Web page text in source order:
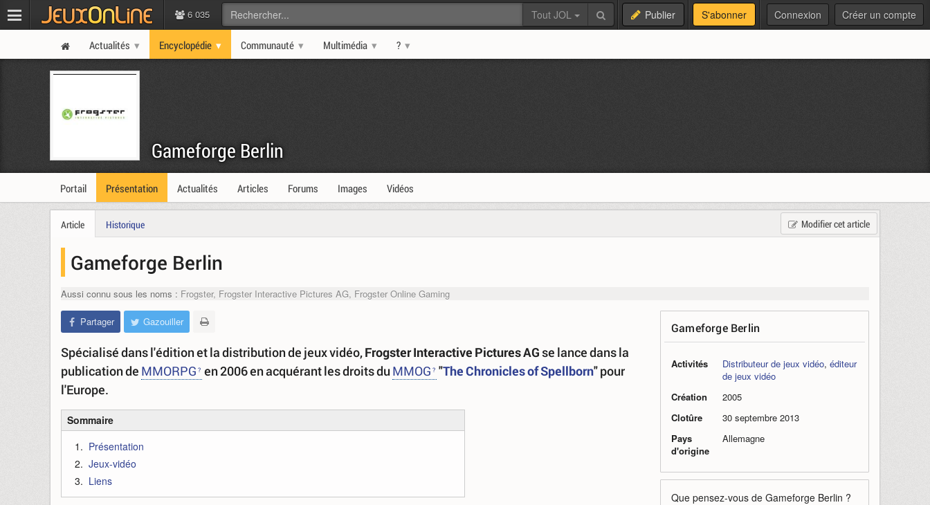
6 035 Tout JOL Publier S'abonner Connexion Créer un compte
Actualités Encyclopédie Communauté Multimédia ?
Gameforge Berlin
Portail Présentation Actualités Articles Forums Images Vidéos
Modifier cet article
Article Historique
Gameforge Berlin
Aussi connu sous les noms : Frogster, Frogster Interactive Pictures AG, Frogster Online Gaming
Gameforge Berlin
Activités Distributeur de jeux vidéo, éditeur
de jeux vidéo
Création
2005
Clotûre
30 septembre 2013
Pays
d'origine
Allemagne
Que pensez-vous de Gameforge Berlin ?
Partager Gazouiller
Spécialisé dans l'édition et la distribution de jeux vidéo,Frogster Interactive Pictures AGse lance dans la
publication de MMORPG en 2006 en acquérant les droits du MMOG "The Chronicles of Spellborn" pour
l'Europe.
Sommaire
Présentation
Jeux-vidéo
Liens